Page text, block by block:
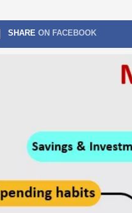
SHARE ON FACEBOOK